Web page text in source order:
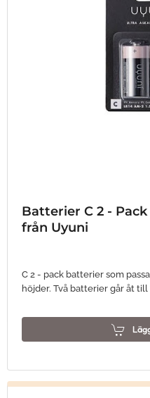
Batterier C 2 - Pack
från Uyuni
C 2 - pack batterier som
höjder. Två batterier går åt till